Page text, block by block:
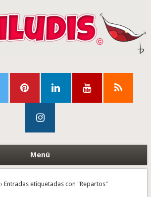
Menú
› Entradas etiquetadas con "Repartos"